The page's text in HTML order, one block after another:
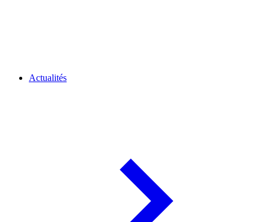
Actualités